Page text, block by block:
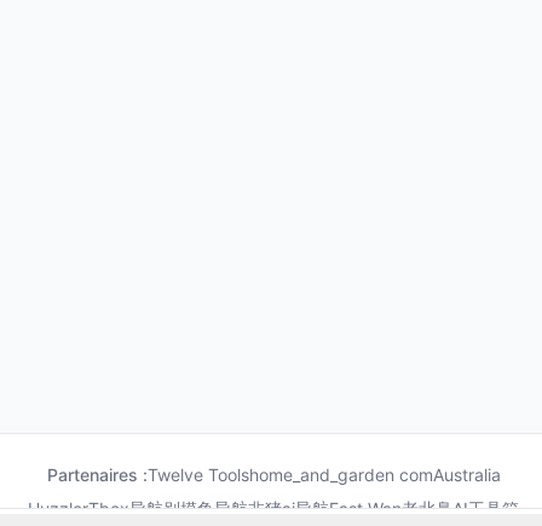
Partenaires :Twelve Toolshome_and_garden comAustralia
HuzzlerTbox导航别摸鱼导航非猪ai导航Fast Wan老北鼻AI工具箱